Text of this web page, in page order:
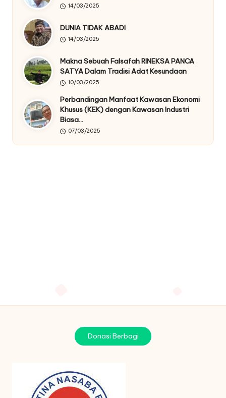
14/03/2025
DUNIA TIDAK ABADI
14/03/2025
Makna Sebuah Falsafah RINEKSA PANCA
SATYA Dalam Tradisi Adat Kesundaan
10/03/2025
Perbandingan Manfaat Kawasan Ekonomi
Khusus (KEK) dengan Kawasan Industri
Biasa…
07/03/2025
Donasi Berbagi